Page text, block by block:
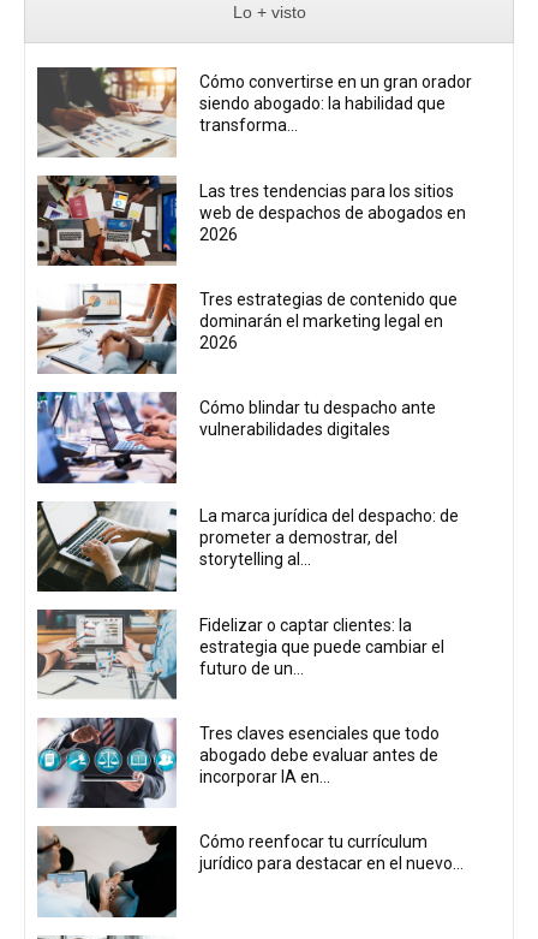
Lo + visto
Cómo convertirse en un gran orador
siendo abogado: la habilidad que
transforma...
Las tres tendencias para los sitios
web de despachos de abogados en
2026
Tres estrategias de contenido que
dominarán el marketing legal en
2026
Cómo blindar tu despacho ante
vulnerabilidades digitales
La marca jurídica del despacho: de
prometer a demostrar, del
storytelling al...
Fidelizar o captar clientes: la
estrategia que puede cambiar el
futuro de un...
Tres claves esenciales que todo
abogado debe evaluar antes de
incorporar IA en...
Cómo reenfocar tu currículum
jurídico para destacar en el nuevo...